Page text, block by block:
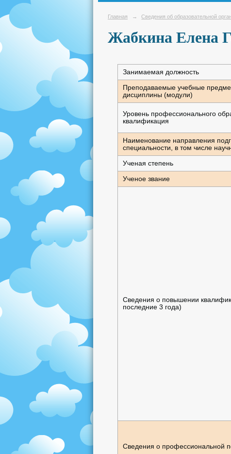
Главная → Сведения об образовательной
Жабкина Елена
Занимаемая должность
Преподаваемые учебные
дисциплины (модули)
Уровень профессионального
квалификация
Наименование направления
специальности, в том числе
Ученая степень
Ученое звание
Сведения о повышении
последние 3 года)
Сведения о профессиональной